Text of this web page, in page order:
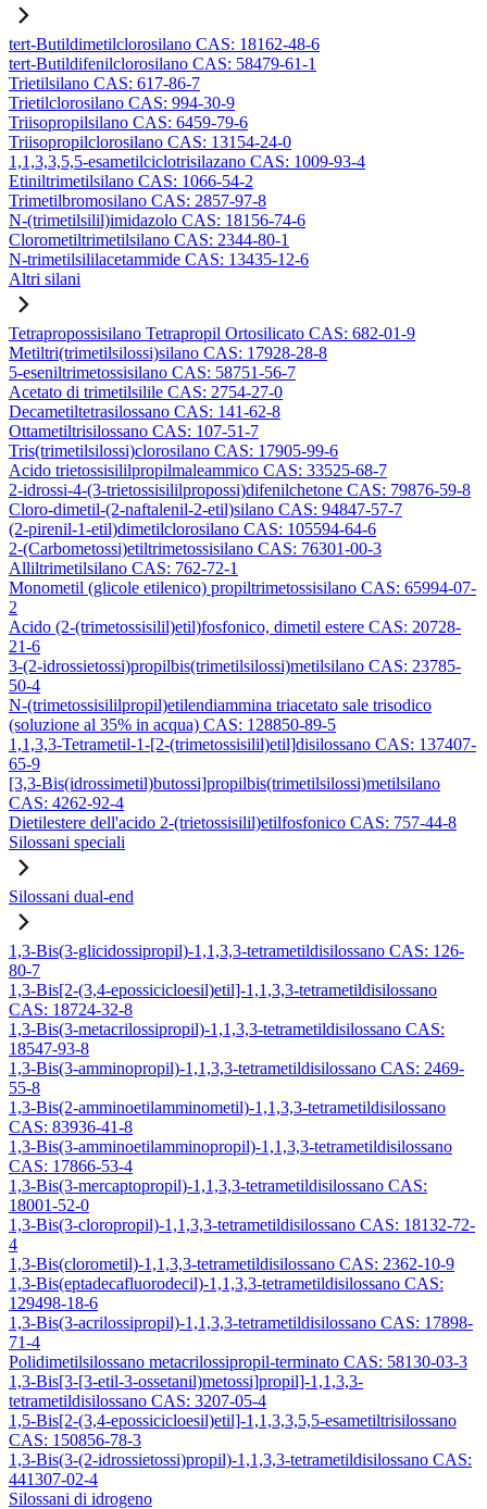
tert-Butildimetilclorosilano CAS: 18162-48-6
tert-Butildifenilclorosilano CAS: 58479-61-1
Trietilsilano CAS: 617-86-7
Trietilclorosilano CAS: 994-30-9
Triisopropilsilano CAS: 6459-79-6
Triisopropilclorosilano CAS: 13154-24-0
1,1,3,3,5,5-esametilciclotrisilazano CAS: 1009-93-4
Etiniltrimetilsilano CAS: 1066-54-2
Trimetilbromosilano CAS: 2857-97-8
N-(trimetilsilil)imidazolo CAS: 18156-74-6
Clorometiltrimetilsilano CAS: 2344-80-1
N-trimetilsililacetammide CAS: 13435-12-6
Altri silani
Tetrapropossisilano Tetrapropil Ortosilicato CAS: 682-01-9
Metiltri(trimetilsilossi)silano CAS: 17928-28-8
5-eseniltrimetossisilano CAS: 58751-56-7
Acetato di trimetilsilile CAS: 2754-27-0
Decametiltetrasilossano CAS: 141-62-8
Ottametiltrisilossano CAS: 107-51-7
Tris(trimetilsilossi)clorosilano CAS: 17905-99-6
Acido trietossisililpropilmaleammico CAS: 33525-68-7
2-idrossi-4-(3-trietossisililpropossi)difenilchetone CAS: 79876-59-8
Cloro-dimetil-(2-naftalenil-2-etil)silano CAS: 94847-57-7
(2-pirenil-1-etil)dimetilclorosilano CAS: 105594-64-6
2-(Carbometossi)etiltrimetossisilano CAS: 76301-00-3
Alliltrimetilsilano CAS: 762-72-1
Monometil (glicole etilenico) propiltrimetossisilano CAS: 65994-07-
2
Acido (2-(trimetossisilil)etil)fosfonico, dimetil estere CAS: 20728-
21-6
3-(2-idrossietossi)propilbis(trimetilsilossi)metilsilano CAS: 23785-
50-4
N-(trimetossisililpropil)etilendiammina triacetato sale trisodico
(soluzione al 35% in acqua) CAS: 128850-89-5
1,1,3,3-Tetrametil-1-[2-(trimetossisilil)etil]disilossano CAS: 137407-
65-9
[3,3-Bis(idrossimetil)butossi]propilbis(trimetilsilossi)metilsilano
CAS: 4262-92-4
Dietilestere dell'acido 2-(trietossisilil)etilfosfonico CAS: 757-44-8
Silossani speciali
Silossani dual-end
1,3-Bis(3-glicidossipropil)-1,1,3,3-tetrametildisilossano CAS: 126-
80-7
1,3-Bis[2-(3,4-epossicicloesil)etil]-1,1,3,3-tetrametildisilossano
CAS: 18724-32-8
1,3-Bis(3-metacrilossipropil)-1,1,3,3-tetrametildisilossano CAS:
18547-93-8
1,3-Bis(3-amminopropil)-1,1,3,3-tetrametildisilossano CAS: 2469-
55-8
1,3-Bis(2-amminoetilamminometil)-1,1,3,3-tetrametildisilossano
CAS: 83936-41-8
1,3-Bis(3-amminoetilamminopropil)-1,1,3,3-tetrametildisilossano
CAS: 17866-53-4
1,3-Bis(3-mercaptopropil)-1,1,3,3-tetrametildisilossano CAS:
18001-52-0
1,3-Bis(3-cloropropil)-1,1,3,3-tetrametildisilossano CAS: 18132-72-
4
1,3-Bis(clorometil)-1,1,3,3-tetrametildisilossano CAS: 2362-10-9
1,3-Bis(eptadecafluorodecil)-1,1,3,3-tetrametildisilossano CAS:
129498-18-6
1,3-Bis(3-acrilossipropil)-1,1,3,3-tetrametildisilossano CAS: 17898-
71-4
Polidimetilsilossano metacrilossipropil-terminato CAS: 58130-03-3
1,3-Bis[3-[3-etil-3-ossetanil)metossi]propil]-1,1,3,3-
tetrametildisilossano CAS: 3207-05-4
1,5-Bis[2-(3,4-epossicicloesil)etil]-1,1,3,3,5,5-esametiltrisilossano
CAS: 150856-78-3
1,3-Bis(3-(2-idrossietossi)propil)-1,1,3,3-tetrametildisilossano CAS:
441307-02-4
Silossani di idrogeno